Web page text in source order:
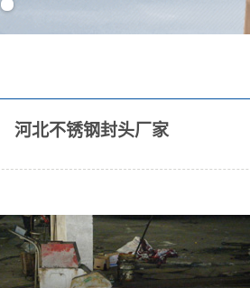
河北不锈钢封头厂家